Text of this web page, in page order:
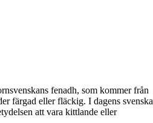
fenadh, som kommer från
färgad eller fläckig. I dagens svenska
att vara kittlande eller